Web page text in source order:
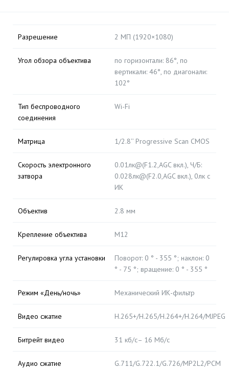
Разрешение 2 МП (1920×1080)
Угол обзора объектива
по горизонтали: 86°, по
вертикали: 46°, по диагонали:
102°
Тип беспроводного
соединения
Wi-Fi
Матрица 1/2.8’’ Progressive Scan CMOS
Скорость электронного
затвора
0.01лк@(F1.2,AGC вкл.), Ч/Б:
0.028лк@(F2.0,AGC вкл.), 0лк с
ИК
Объектив 2.8 мм
Крепление объектива M12
Регулировка угла установки
Поворот: 0 ° - 355 °; наклон: 0
° - 75 °; вращение: 0 ° - 355 °
Режим «День/ночь» Механический ИК-фильтр
Видео сжатие H.265+/H.265/H.264+/H.264/MJPEG
Битрейт видео 31 кб/с– 16 Мб/с
Аудио сжатие G.711/G.722.1/G.726/MP2L2/PCM